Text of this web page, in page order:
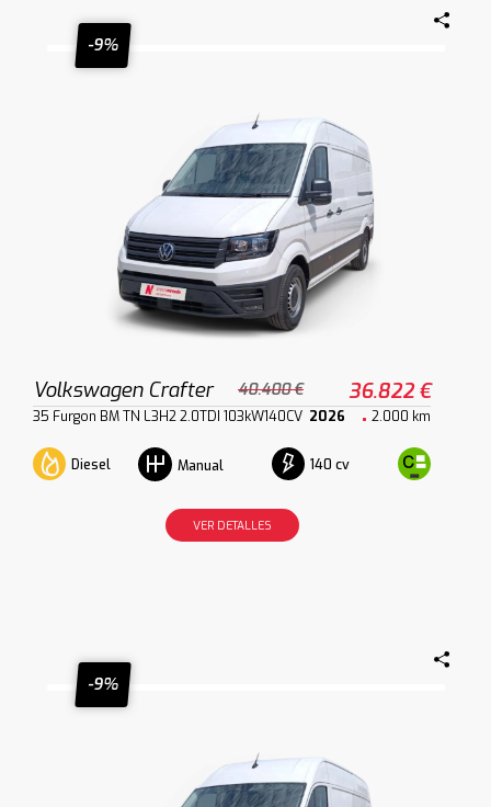
-9%
Volkswagen Crafter 40.400 € 36.822 €
35 Furgon BM TN L3H2 2.0TDI 103kW140CV 2026 2.000 km
Diesel Manual 140 cv
VER DETALLES
-9%